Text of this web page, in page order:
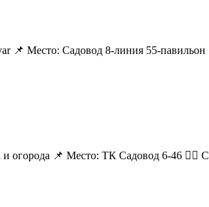
📌 Место: Садовод 8-линия 55-
огорода 📌 Место: ТК Садовод 6-46 👉🏻